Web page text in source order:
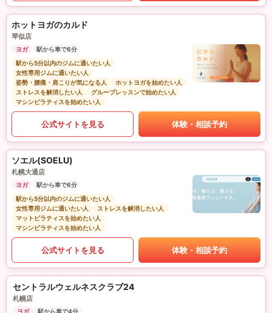
ホットヨガのカルド
琴似店
ヨガ
駅から車で6分
駅から5分以内のジムに通いたい人
女性専用ジムに通いたい人
姿勢・腰痛・肩こりが気になる人
ホットヨガを始めたい人
ストレスを解消したい人
グループレッスンで始めたい人
マシンピラティスを始めたい人
公式サイトを見る 体験・相談予約
ソエル(SOELU)
札幌大通店
ヨガ
駅から車で6分
駅から5分以内のジムに通いたい人
女性専用ジムに通いたい人
ストレスを解消したい人
マットピラティスを始めたい人
マシンピラティスを始めたい人
公式サイトを見る 体験・相談予約
セントラルウェルネスクラブ24
札幌店
ヨガ 駅から車で4分